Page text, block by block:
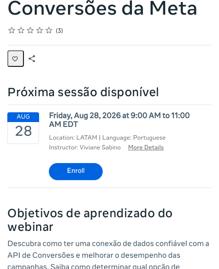
Conversões da Meta
Rating
1 star
2 stars
3 stars
4 stars
5 stars
Average rating: 5.0
3
3 reviews
Próxima sessão disponível
Friday, Aug 28, 2026 at 9:00 AM to 11:00
AM EDT
Location: LATAM | Language: Portuguese
Instructor: Viviane Sabino
More Details
Enroll
Objetivos de aprendizado do
webinar
Descubra como ter uma conexão de dados confiável com a
API de Conversões e melhorar o desempenho das